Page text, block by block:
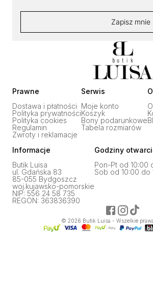
Prawne
Dostawa i płatności
Polityka prywatności
Polityka cookies
Regulamin
Zwroty i reklamacje
Serwis
Moje konto
Koszyk
Bony podarunkowe
Tabela rozmiarów
Informacje
Butik Luisa
ul. Gdańska 83
85-055 Bydgoszcz
woj.kujawsko-pomorskie
NIP: 556 24 58 735
REGON: 363836390
Godziny
Pon-Pt od 10:00
Sob od 10:00 do
Zapisz mnie
© 2026 Butik Luisa - Wszelkie